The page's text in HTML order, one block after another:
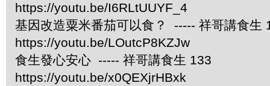
https://youtu.be/I6RLtUUYF_4
基因改造粟米番茄可以食？ ----- 祥哥講食生
https://youtu.be/LOutcP8KZJw
食生發心安心 ----- 祥哥講食生 133
https://youtu.be/x0QEXjrHBxk